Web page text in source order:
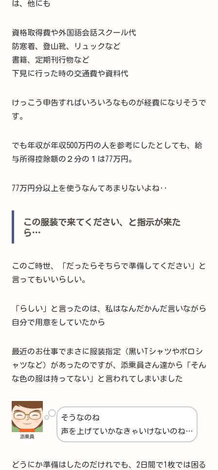
は、他にも
資格取得費や外国語会話スクール代
防寒着、登山靴、リュックなど
書籍、定期刊行物など
下見に行った時の交通費や資料代
けっこう申告すればいろいろなものが経費になりそうで
す。
でも年収が年収500万円の人を参考にしたとしても、給
与所得控除額の２分の１は77万円。
77万円分以上を使うなんてあまりないよね‥
この服装で来てください、と指示が来た
ら…
このご時世、「だったらそちらで準備してください」と
言ってもいいらしい。
「らしい」と言ったのは、私はなんだかんだ言いながら
自分で用意をしていたから
最近のお仕事でまさに服装指定（黒いTシャツやポロシ
ャツなど）があったのですが、添乗員さん達から「そん
な色の服は持ってない」と言われてしまいました
添乗員
そうなのね
声を上げていかなきゃいけないのね…
どうにか準備はしたのだけれでも、2日間で1枚では困る